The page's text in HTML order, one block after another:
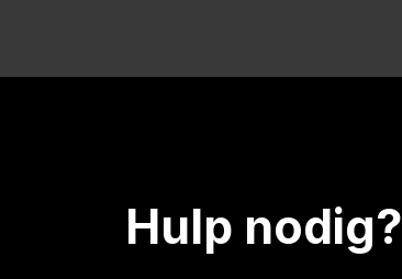
Hulp nodig?